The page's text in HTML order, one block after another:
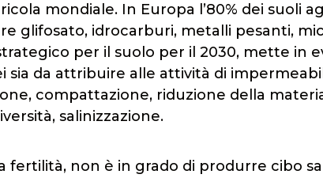
mondiale. In Europa l’80% dei suoli
glifosato, idrocarburi, metalli pesanti,
per il suolo per il 2030, mette in
sia da attribuire alle attività di
compattazione, riduzione della
salinizzazione.
fertilità, non è in grado di produrre cibo